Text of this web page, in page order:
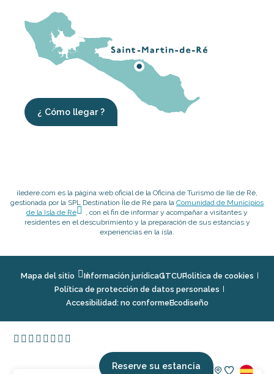
Reserve su estancia
¿ Cómo llegar ?
iledere.com es la página web oficial de la Oficina de Turismo de Ile de Ré,
gestionada por la SPL Destination Île de Ré para la Comunidad de Municipios
de la Isla de Ré
, con el fin de informar y acompañar a visitantes y
residentes en el descubrimiento y la preparación de sus estancias y
experiencias en la isla.
Mapa del sitio Información jurídicaGTCUPolitica de cookies
Política de protección de datos personales
Accesibilidad: no conformeEcodiseño